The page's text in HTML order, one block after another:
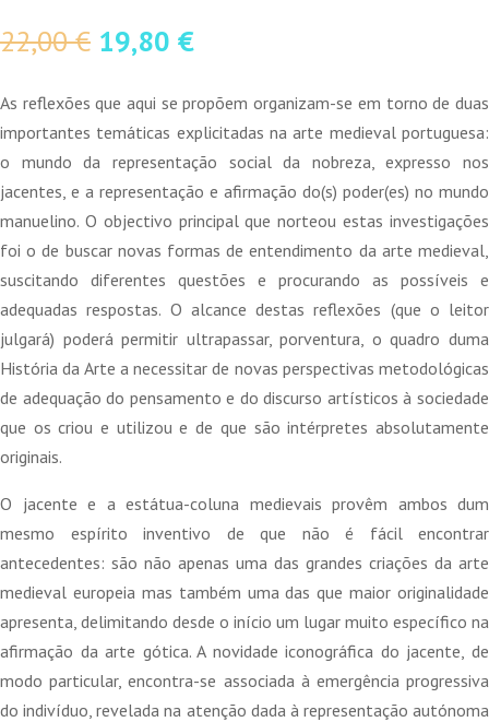
22,00€ O
original
era:
22,00 €.
19,80 €O
atual
é:
19,80 €.
As reflexões que aqui se propõem organizam-se em torno de duas
importantes temáticas explicitadas na arte medieval portuguesa:
o mundo da representação social da nobreza, expresso nos
jacentes, e a representação e afirmação do(s) poder(es) no mundo
manuelino. O objectivo principal que norteou estas investigações
foi o de buscar novas formas de entendimento da arte medieval,
suscitando diferentes questões e procurando as possíveis e
adequadas respostas. O alcance destas reflexões (que o leitor
julgará) poderá permitir ultrapassar, porventura, o quadro duma
História da Arte a necessitar de novas perspectivas metodológicas
de adequação do pensamento e do discurso artísticos à sociedade
que os criou e utilizou e de que são intérpretes absolutamente
originais.
O jacente e a estátua-coluna medievais provêm ambos dum
mesmo espírito inventivo de que não é fácil encontrar
antecedentes: são não apenas uma das grandes criações da arte
medieval europeia mas também uma das que maior originalidade
apresenta, delimitando desde o início um lugar muito específico na
afirmação da arte gótica. A novidade iconográfica do jacente, de
modo particular, encontra-se associada à emergência progressiva
do indivíduo, revelada na atenção dada à representação autónoma